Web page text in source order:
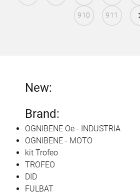
910 911
New:
Brand:
OGNIBENE Oe - INDUSTRIA
OGNIBENE - MOTO
kit Trofeo
TROFEO
DID
FULBAT